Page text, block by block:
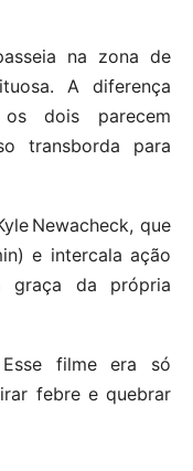
na zona de
A diferença
dois parecem
transborda para
Newacheck, que
e intercala ação
graça da própria